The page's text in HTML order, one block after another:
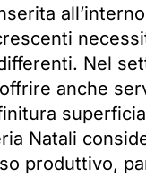
Nel
anche
Natali
produttivo,